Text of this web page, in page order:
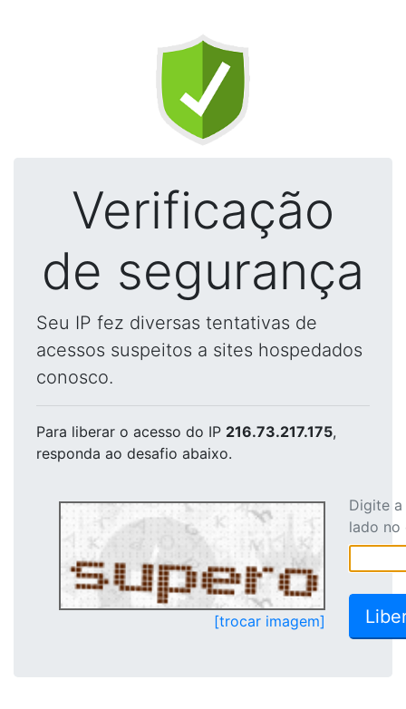
Verificação
de segurança
Seu IP fez diversas tentativas de
acessos suspeitos a sites hospedados
conosco.
Para liberar o acesso do IP 216.73.217.175,
responda ao desafio abaixo.
[trocar imagem]
Digite
lado no